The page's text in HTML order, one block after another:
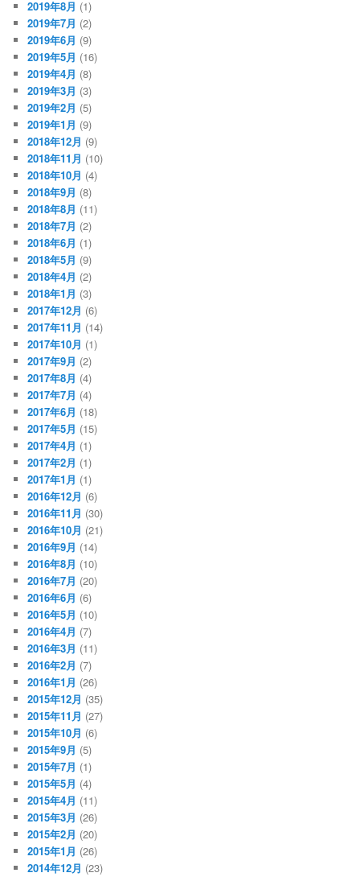
2019年8月 (1)
2019年7月 (2)
2019年6月 (9)
2019年5月 (16)
2019年4月 (8)
2019年3月 (3)
2019年2月 (5)
2019年1月 (9)
2018年12月 (9)
2018年11月 (10)
2018年10月 (4)
2018年9月 (8)
2018年8月 (11)
2018年7月 (2)
2018年6月 (1)
2018年5月 (9)
2018年4月 (2)
2018年1月 (3)
2017年12月 (6)
2017年11月 (14)
2017年10月 (1)
2017年9月 (2)
2017年8月 (4)
2017年7月 (4)
2017年6月 (18)
2017年5月 (15)
2017年4月 (1)
2017年2月 (1)
2017年1月 (1)
2016年12月 (6)
2016年11月 (30)
2016年10月 (21)
2016年9月 (14)
2016年8月 (10)
2016年7月 (20)
2016年6月 (6)
2016年5月 (10)
2016年4月 (7)
2016年3月 (11)
2016年2月 (7)
2016年1月 (26)
2015年12月 (35)
2015年11月 (27)
2015年10月 (6)
2015年9月 (5)
2015年7月 (1)
2015年5月 (4)
2015年4月 (11)
2015年3月 (26)
2015年2月 (20)
2015年1月 (26)
2014年12月 (23)